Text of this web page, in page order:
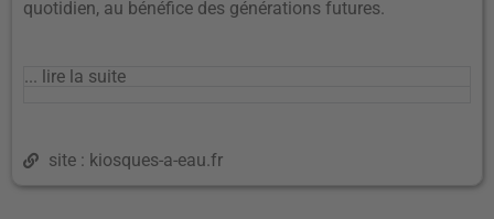
quotidien, au bénéfice des générations futures.
... lire la suite
site : kiosques-a-eau.fr